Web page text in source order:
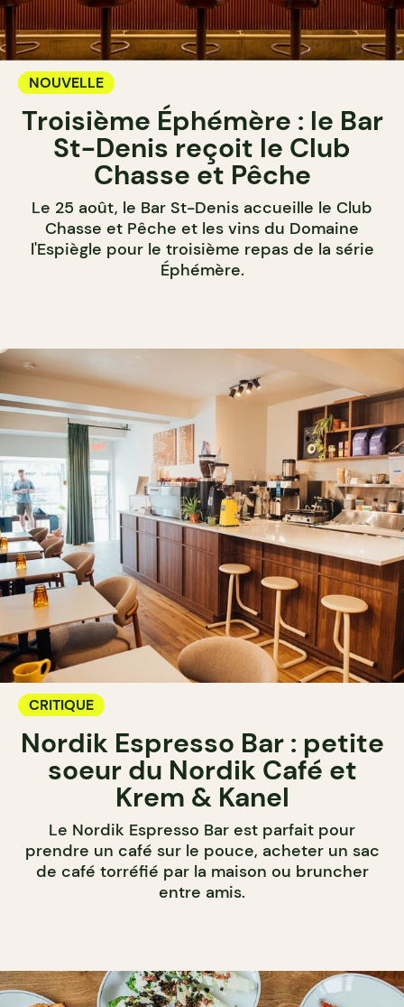
NOUVELLE
Troisième Éphémère : le Bar
St-Denis reçoit le Club
Chasse et Pêche
Le 25 août, le Bar St-Denis accueille le Club
Chasse et Pêche et les vins du Domaine
l'Espiègle pour le troisième repas de la série
Éphémère.
CRITIQUE
Nordik Espresso Bar : petite
soeur du Nordik Café et
Krem & Kanel
Le Nordik Espresso Bar est parfait pour
prendre un café sur le pouce, acheter un sac
de café torréfié par la maison ou bruncher
entre amis.